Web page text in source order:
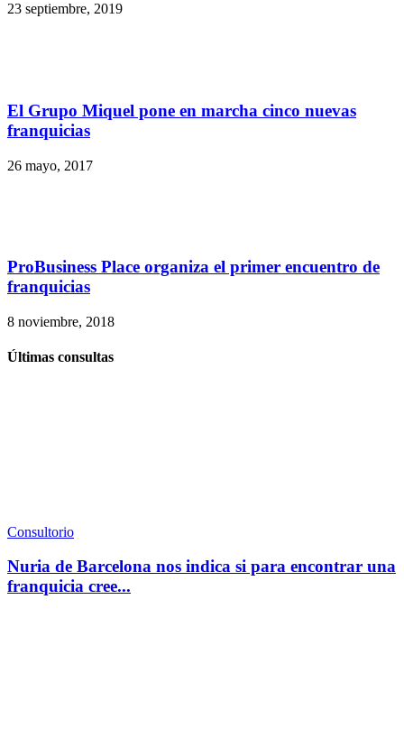
23 septiembre, 2019
El Grupo Miquel pone en marcha cinco nuevas
franquicias
26 mayo, 2017
ProBusiness Place organiza el primer encuentro de
franquicias
8 noviembre, 2018
Últimas consultas
Consultorio
Nuria de Barcelona nos indica si para encontrar una
franquicia cree...